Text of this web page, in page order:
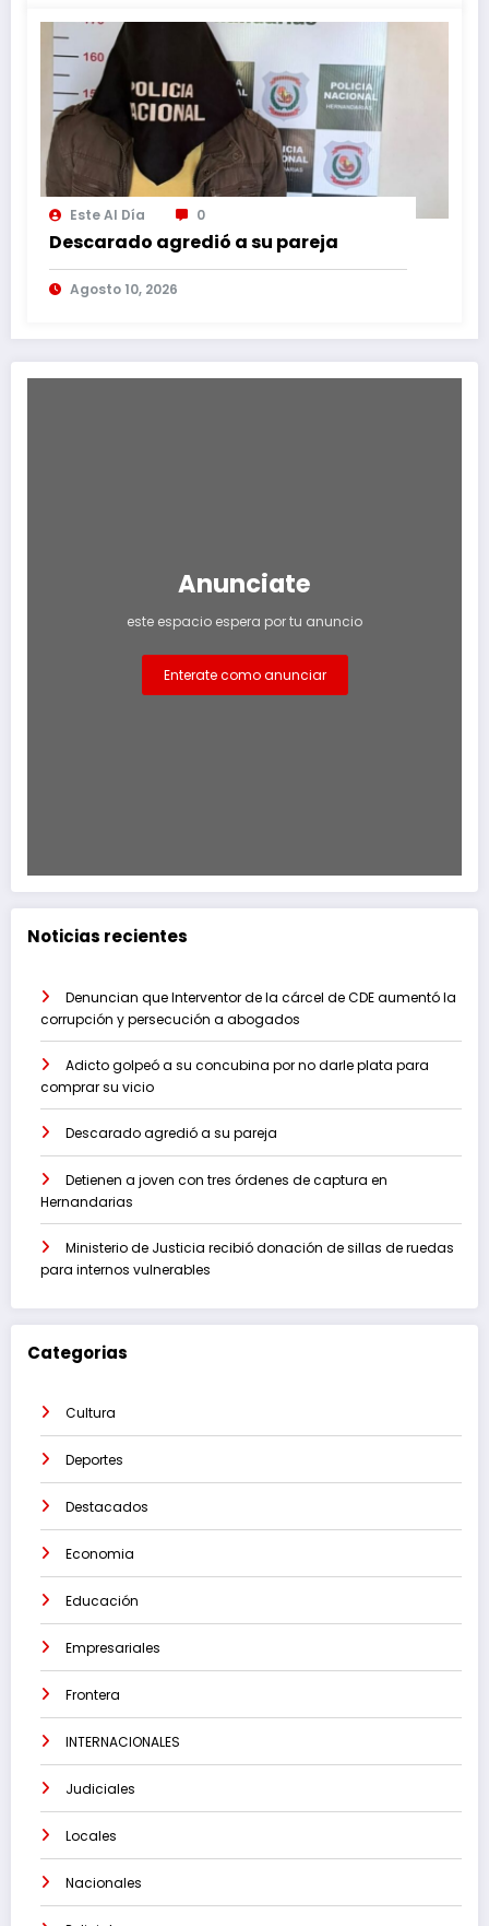
Este Al Día 0
Descarado agredió a su pareja
Agosto 10, 2026
Anunciate
este espacio espera por tu anuncio
Enterate como anunciar
Noticias recientes
Denuncian que Interventor de la cárcel de CDE aumentó la
corrupción y persecución a abogados
Adicto golpeó a su concubina por no darle plata para
comprar su vicio
Descarado agredió a su pareja
Detienen a joven con tres órdenes de captura en
Hernandarias
Ministerio de Justicia recibió donación de sillas de ruedas
para internos vulnerables
Categorias
Cultura
Deportes
Destacados
Economia
Educación
Empresariales
Frontera
INTERNACIONALES
Judiciales
Locales
Nacionales